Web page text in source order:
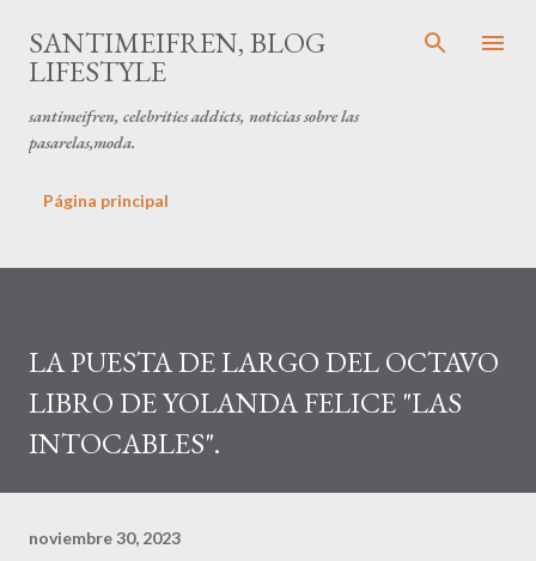
Ir al contenido principal
SANTIMEIFREN, BLOG
LIFESTYLE
santimeifren, celebrities addicts, noticias sobre las
pasarelas,moda.
Página principal
LA PUESTA DE LARGO DEL OCTAVO
LIBRO DE YOLANDA FELICE "LAS
INTOCABLES".
noviembre 30, 2023